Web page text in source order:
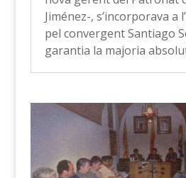
Jiménez-, s’incorporava a
pel convergent Santiago
garantia la majoria